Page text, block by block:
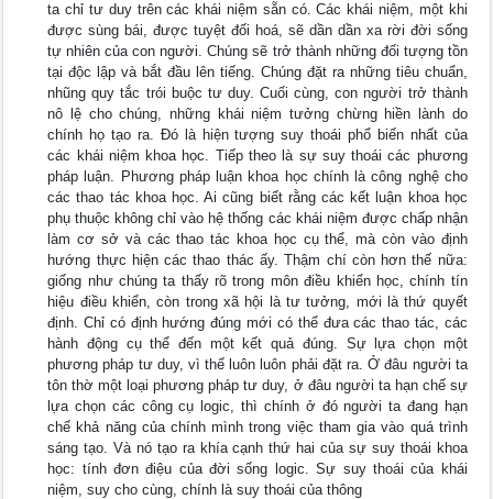
ta chỉ tư duy trên các khái niệm sẵn có. Các khái niệm, một khi
được sùng bái, được tuyệt đối hoá, sẽ dần dần xa rời đời sống
tự nhiên của con người. Chúng sẽ trở thành những đối tượng tồn
tại độc lập và bắt đầu lên tiếng. Chúng đặt ra những tiêu chuẩn,
nhũng quy tắc trói buộc tư duy. Cuối cùng, con người trở thành
nô lệ cho chúng, những khái niệm tưởng chừng hiền lành do
chính họ tạo ra. Đó là hiện tượng suy thoái phổ biến nhất của
các khái niệm khoa học. Tiếp theo là sự suy thoái các phương
pháp luận. Phương pháp luận khoa học chính là công nghệ cho
các thao tác khoa học. Ai cũng biết rằng các kết luận khoa học
phụ thuộc không chỉ vào hệ thống các khái niệm được chấp nhận
làm cơ sở và các thao tác khoa học cụ thể, mà còn vào định
hướng thực hiện các thao thác ấy. Thậm chí còn hơn thế nữa:
giống như chúng ta thấy rõ trong môn điều khiển học, chính tín
hiệu điều khiển, còn trong xã hội là tư tưởng, mới là thứ quyết
định. Chỉ có định hướng đúng mới có thể đưa các thao tác, các
hành động cụ thể đến một kết quả đúng. Sự lựa chọn một
phương pháp tư duy, vì thế luôn luôn phải đặt ra. Ở đâu người ta
tôn thờ một loại phương pháp tư duy, ở đâu người ta hạn chế sự
lựa chọn các công cụ logic, thì chính ở đó người ta đang hạn
chế khả năng của chính mình trong việc tham gia vào quá trình
sáng tạo. Và nó tạo ra khía cạnh thứ hai của sự suy thoái khoa
học: tính đơn điệu của đời sống logic. Sự suy thoái của khái
niệm, suy cho cùng, chính là suy thoái của thông